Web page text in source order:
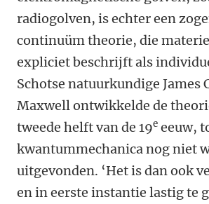
radiogolven, is echter een
continuüm theorie, die
expliciet beschrijft als
Schotse natuurkundige James
Maxwell ontwikkelde de
tweede helft van de 19e eeuw,
kwantummechanica nog niet
uitgevonden. ‘Het is dan ook
en in eerste instantie lastig te